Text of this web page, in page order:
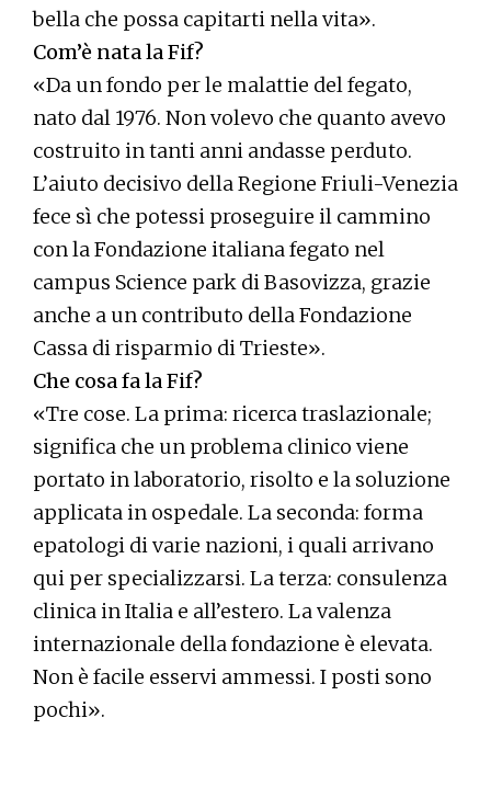
bella che possa capitarti nella vita».
Com’è nata la Fif?
«Da un fondo per le malattie del fegato,
nato dal 1976. Non volevo che quanto avevo
costruito in tanti anni andasse perduto.
L’aiuto decisivo della Regione Friuli-Venezia
fece sì che potessi proseguire il cammino
con la Fondazione italiana fegato nel
campus Science park di Basovizza, grazie
anche a un contributo della Fondazione
Cassa di risparmio di Trieste».
Che cosa fa la Fif?
«Tre cose. La prima: ricerca traslazionale;
significa che un problema clinico viene
portato in laboratorio, risolto e la soluzione
applicata in ospedale. La seconda: forma
epatologi di varie nazioni, i quali arrivano
qui per specializzarsi. La terza: consulenza
clinica in Italia e all’estero. La valenza
internazionale della fondazione è elevata.
Non è facile esservi ammessi. I posti sono
pochi».